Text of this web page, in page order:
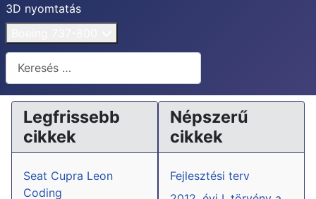
3D nyomtatás
Keresés...
Legfrissebb
cikkek
Seat Cupra Leon
Coding
Népszerű
cikkek
Fejlesztési terv